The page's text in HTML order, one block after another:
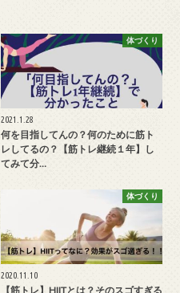
体づくり
2021.1.28
何を目指してんの？何のために筋ト
レしてるの？【筋トレ継続１年】し
てみて分…
体づくり
2020.11.10
【筋トレ】HIITとは？そのスゴすぎる